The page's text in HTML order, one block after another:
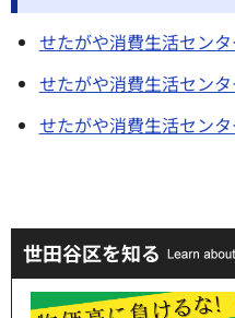
せたがや消費生活セン
せたがや消費生活セン
せたがや消費生活セン
世田谷区を知る